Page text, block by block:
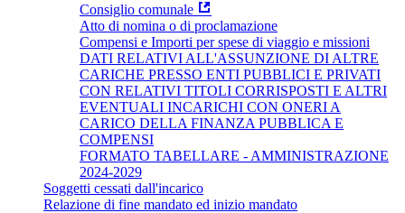
Consiglio comunale
Atto di nomina o di proclamazione
Compensi e Importi per spese di viaggio e missioni
DATI RELATIVI ALL'ASSUNZIONE DI ALTRE
CARICHE PRESSO ENTI PUBBLICI E PRIVATI
CON RELATIVI TITOLI CORRISPOSTI E ALTRI
EVENTUALI INCARICHI CON ONERI A
CARICO DELLA FINANZA PUBBLICA E
COMPENSI
FORMATO TABELLARE - AMMINISTRAZIONE
2024-2029
Soggetti cessati dall'incarico
Relazione di fine mandato ed inizio mandato